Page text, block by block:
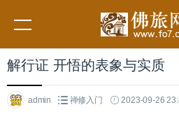
解行证 开悟的表象与实质
admin 禅修入门 2023-09-26